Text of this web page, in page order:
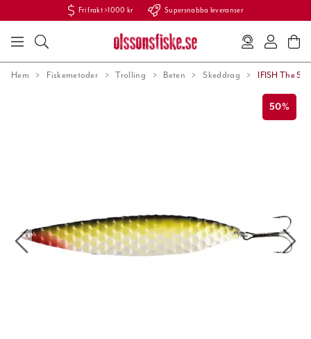
Fri frakt >1000 kr Supersnabba leveranser
Hem Fiskemetoder Trolling Beten Skeddrag IFISH The
50%